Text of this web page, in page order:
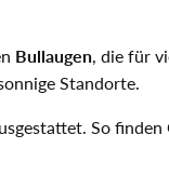
Bullaugen, die für
Standorte.
So